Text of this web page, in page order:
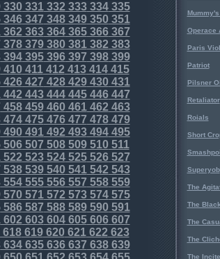
330331332 333334335
346347 348349350351
362 363364365366367
378379380381382 383
394395396397 398399
410411412 413414415
426427 428429430431
442 443444445446447
458459460461462 463
474475476477 478479
490491492 493494495
506507 508509510511
522 523524525526527
538539540541542 543
554555556557 558559
570571572 573574575
586587 588589590591
602 603604605606607
618619620621622 623
634635636637 638639
Operace
Paris
Patriot
Pilsner
Retaliator
Roials
Short
Superyob
The
The
The
The
The